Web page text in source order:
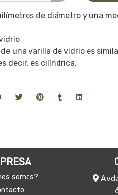
de diámetro y una
una varilla de vidrio es
decir, es cilíndrica.
somos?